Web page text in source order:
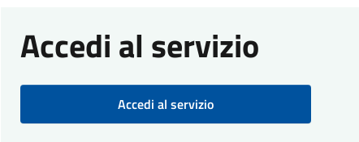
Accedi al servizio
Accedi al servizio